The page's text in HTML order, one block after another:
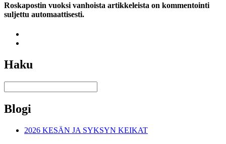
Roskapostin vuoksi vanhoista artikkeleista on kommentointi
suljettu automaattisesti.
Haku
Blogi
2026 KESÄN JA SYKSYN KEIKAT